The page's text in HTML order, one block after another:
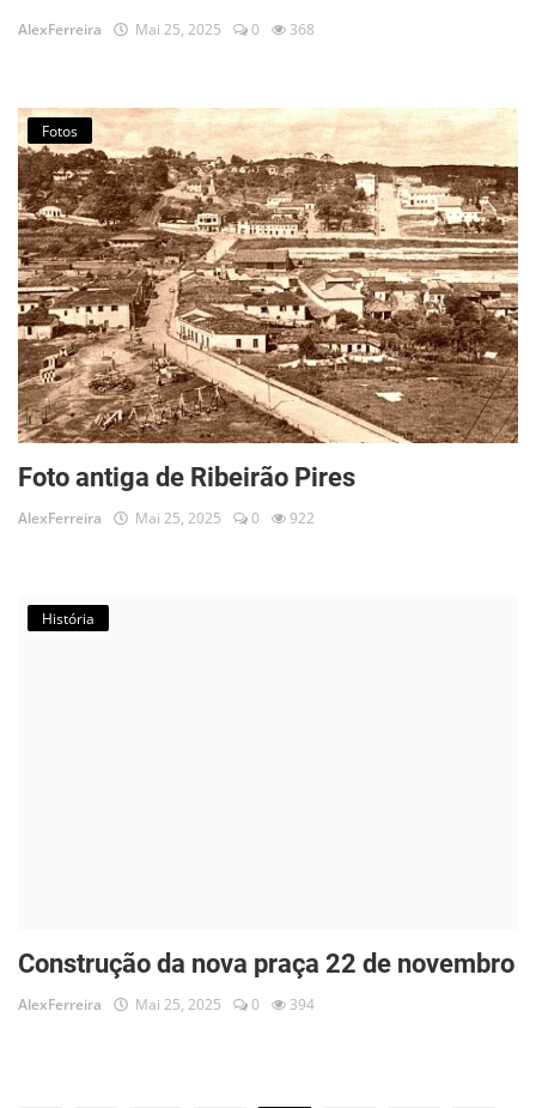
AlexFerreira Mai 25, 2025 0 368
Fotos
Foto antiga de Ribeirão Pires
AlexFerreira Mai 25, 2025 0 922
História
Construção da nova praça 22 de novembro
AlexFerreira Mai 25, 2025 0 394